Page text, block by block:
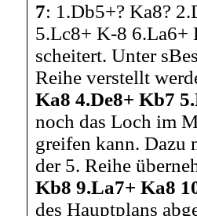
7: 1.Db5+? Ka8?
5.Lc8+ K-8 6.La6+
scheitert. Unter
Reihe verstellt
Ka8 4.De8+ Kb7
noch das Loch im
greifen kann. Dazu
der 5. Reihe
Kb8 9.La7+ Ka8
des Hauptplans